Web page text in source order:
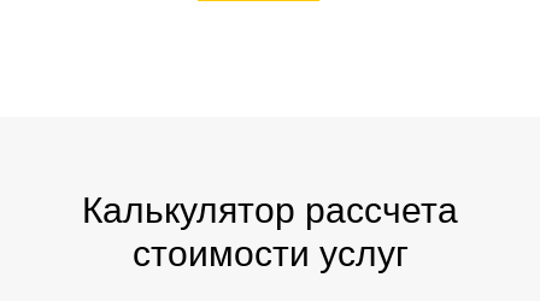
Калькулятор рассчета
стоимости услуг